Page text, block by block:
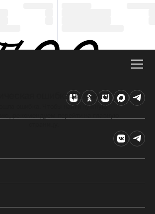
ошибка на сайте
ошибка. Чтобы найти нужную